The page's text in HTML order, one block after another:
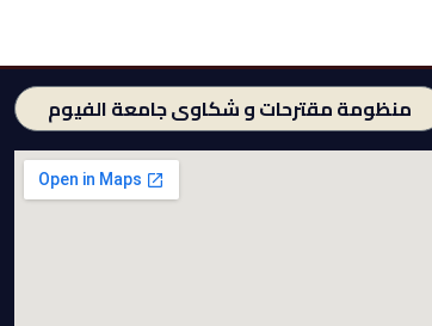
منظومة مقترحات و شكاوى جامعة الفيوم